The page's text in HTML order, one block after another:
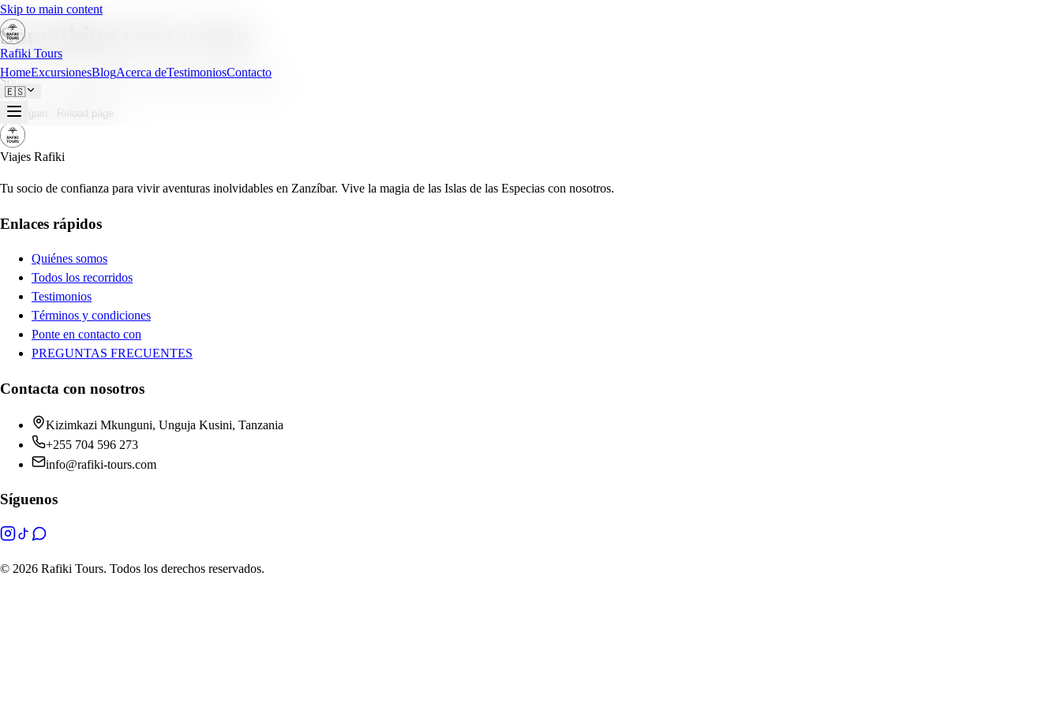
Skip to main content
Rafiki Tours
HomeExcursionesBlogAcerca deTestimoniosContacto
🇪🇸
Something went wrong
Sorry — an unexpected error occurred. Please try again.
Try again Reload page
Viajes Rafiki
Tu socio de confianza para vivir aventuras inolvidables en Zanzíbar. Vive la magia de las Islas de las Especias con nosotros.
Enlaces rápidos
Quiénes somos
Todos los recorridos
Testimonios
Términos y condiciones
Ponte en contacto con
PREGUNTAS FRECUENTES
Contacta con nosotros
Kizimkazi Mkunguni, Unguja Kusini, Tanzania
+255 704 596 273
info@rafiki-tours.com
Síguenos
© 2026 Rafiki Tours. Todos los derechos reservados.